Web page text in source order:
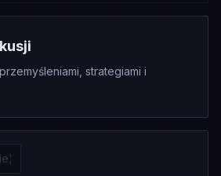
strategiami i